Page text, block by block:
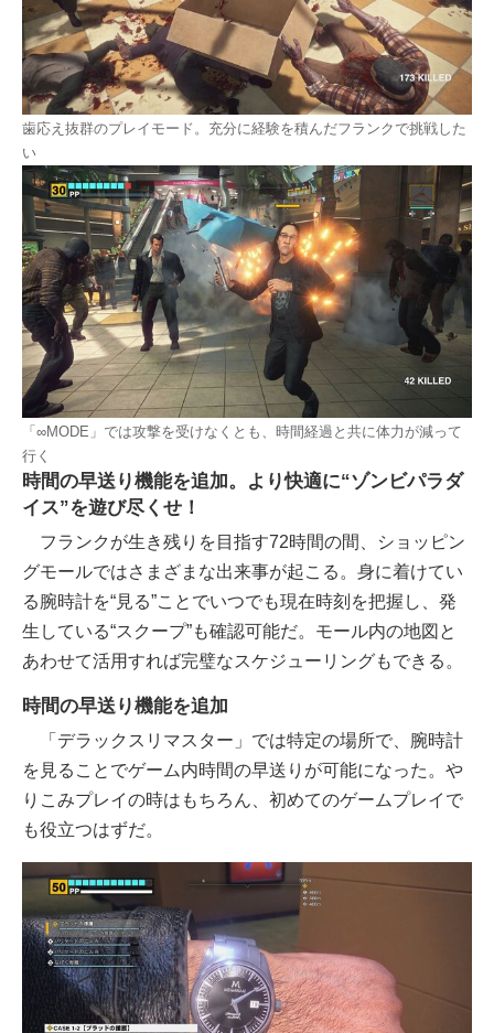
歯応え抜群のプレイモード。充分に経験を積んだフランクで挑戦した
い
「∞MODE」では攻撃を受けなくとも、時間経過と共に体力が減って
行く
時間の早送り機能を追加。より快適に“ゾンビパラダ
イス”を遊び尽くせ！
フランクが生き残りを目指す72時間の間、ショッピン
グモールではさまざまな出来事が起こる。身に着けてい
る腕時計を“見る”ことでいつでも現在時刻を把握し、発
生している“スクープ”も確認可能だ。モール内の地図と
あわせて活用すれば完璧なスケジューリングもできる。
時間の早送り機能を追加
「デラックスリマスター」では特定の場所で、腕時計
を見ることでゲーム内時間の早送りが可能になった。や
りこみプレイの時はもちろん、初めてのゲームプレイで
も役立つはずだ。